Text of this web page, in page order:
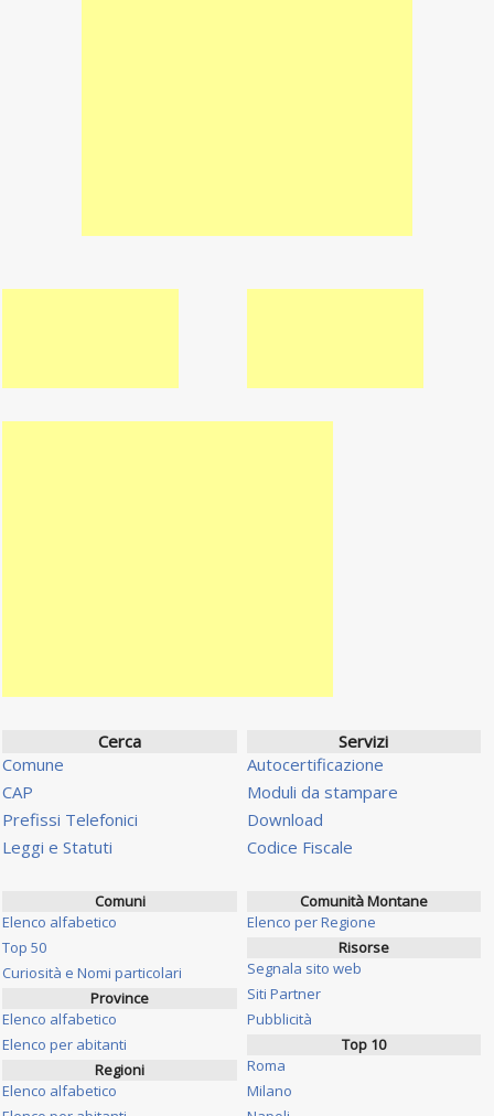
Cerca
Comune
CAP
Prefissi Telefonici
Leggi e Statuti
Servizi
Autocertificazione
Moduli da stampare
Download
Codice Fiscale
Comuni
Elenco alfabetico
Top 50
Curiosità e Nomi particolari
Province
Elenco alfabetico
Elenco per abitanti
Regioni
Elenco alfabetico
Comunità Montane
Elenco per Regione
Risorse
Segnala sito web
Siti Partner
Pubblicità
Top 10
Roma
Milano